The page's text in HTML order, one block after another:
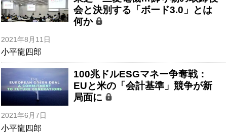
会と決別する「ボード3.0」とは
何か
2021年8月11日
小平龍四郎
100兆ドルESGマネー争奪戦：
EUと米の「会計基準」競争が新
局面に
2021年6月7日
小平龍四郎